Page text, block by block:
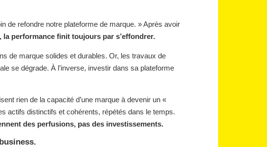
de refondre notre plateforme de marque. » Après avoir
performance finit toujours par s’effondrer.
de marque solides et durables. Or, les travaux de
se dégrade. À l’inverse, investir dans sa plateforme
rien de la capacité d’une marque à devenir un «
actifs distinctifs et cohérents, répétés dans le temps.
des perfusions, pas des investissements.